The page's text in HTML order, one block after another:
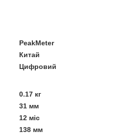
PeakMeter
Китай
Цифровий
0.17 кг
31 мм
12 міс
138 мм